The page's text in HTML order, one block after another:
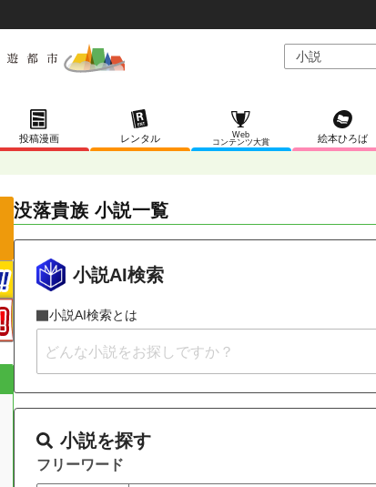
投稿漫画 レンタル
Web
コンテンツ大賞
絵本ひろば
没落貴族 小説一覧
小説AI検索
小説AI検索とは
小説を探す
フリーワード